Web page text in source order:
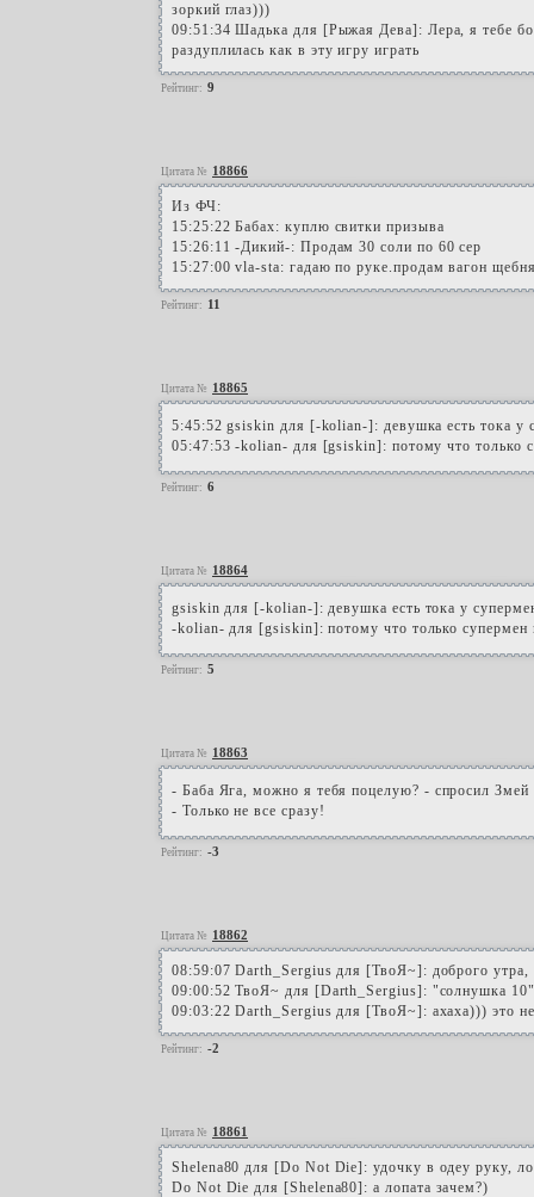
зоркий глаз)))
09:51:34 Шадька для [Рыжая Дева]: Лера, я тебе
раздуплилась как в эту игру играть
Рейтинг: 9
Цитата № 18866
Из ФЧ:
15:25:22 Бабах: куплю свитки призыва
15:26:11 -Дикий-: Продам 30 соли по 60 сер
15:27:00 vla-sta: гадаю по руке.продам вагон
Рейтинг: 11
Цитата № 18865
5:45:52 gsiskin для [-kolian-]: девушка есть тока у
05:47:53 -kolian- для [gsiskin]: потому что только
Рейтинг: 6
Цитата № 18864
gsiskin для [-kolian-]: девушка есть тока у
-kolian- для [gsiskin]: потому что только супермен
Рейтинг: 5
Цитата № 18863
- Баба Яга, можно я тебя поцелую? - спросил
- Только не все сразу!
Рейтинг: -3
Цитата № 18862
08:59:07 Darth_Sergius для [ТвоЯ~]: доброго
09:00:52 ТвоЯ~ для [Darth_Sergius]: "солнушка
09:03:22 Darth_Sergius для [ТвоЯ~]: ахаха))) это
Рейтинг: -2
Цитата № 18861
Shelena80 для [Do Not Die]: удочку в одеу руку,
Do Not Die для [Shelena80]: а лопата зачем?)